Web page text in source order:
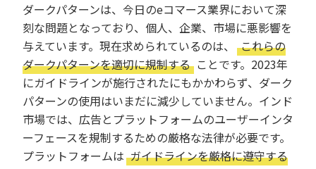
ダークパターンは、今日のeコマース業界において深
刻な問題となっており、個人、企業、市場に悪影響を
与えています。現在求められているのは、
これらの
ダークパターンを適切に規制する ことです。2023年
にガイドラインが施行されたにもかかわらず、ダーク
パターンの使用はいまだに減少していません。インド
市場では、広告とプラットフォームのユーザーインタ
ーフェースを規制するための厳格な法律が必要です。
プラットフォームは ガイドラインを厳格に遵守する